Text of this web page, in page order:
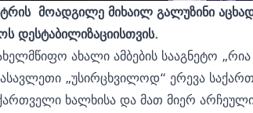
მოადგილემიხაილგალუზინი
დესტაბილიზაციისთვის.
ახალი ამბების სააგნეტო
„უსირცხვილოდ“ ერევა
ხალხისა და მათ მიერ